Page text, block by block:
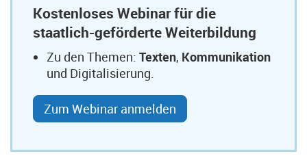
Kostenloses Webinar für die
staatlich-geförderte Weiterbildung
Zu den Themen: Texten, Kommunikation
und Digitalisierung.
Zum Webinar anmelden